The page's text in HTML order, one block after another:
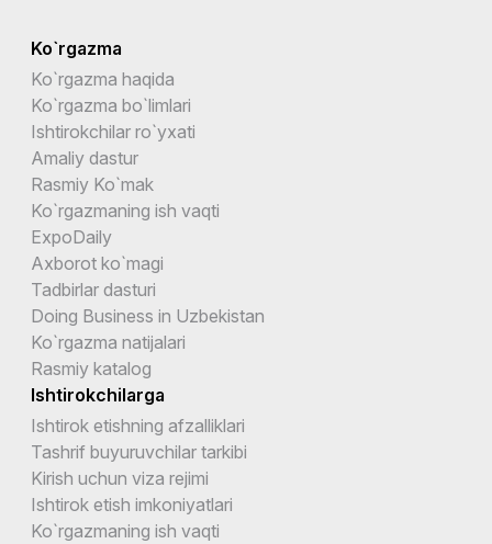
Ko`rgazma
Ko`rgazma haqida
Ko`rgazma bo`limlari
Ishtirokchilar ro`yxati
Amaliy dastur
Rasmiy Ko`mak
Ko`rgazmaning ish vaqti
ExpoDaily
Axborot ko`magi
Tadbirlar dasturi
Doing Business in Uzbekistan
Ko`rgazma natijalari
Rasmiy katalog
Ishtirokchilarga
Ishtirok etishning afzalliklari
Tashrif buyuruvchilar tarkibi
Kirish uchun viza rejimi
Ishtirok etish imkoniyatlari
Ko`rgazmaning ish vaqti